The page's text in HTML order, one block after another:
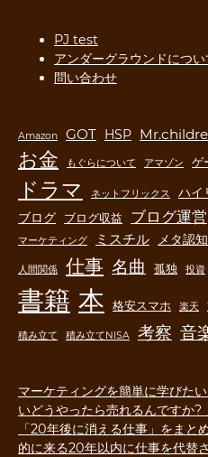
PJ test
アンダーグラウンドについ
問い合わせ
Amazon GOT HSP
お金 もぐらについて アマゾン ゲ
ドラマ ネットフリックス
ハイ
ブログ
ブログ収益 ブログ運営
マーケティング
ミスチル メタ認知
人間関係 仕事 名曲 孤独 投資
書籍 本 格安スマホ 楽天
積み立て 積み立てNISA 考察 音
マーケティングを簡単に学びた
いどうやったら売れるんですか?
「20年後に消える仕事」をまと
的に来る20年以内に仕事を代替